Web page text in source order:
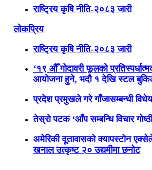
राष्ट्रिय कृषि नीति-२०८३ जारी
लोकप्रिय
राष्ट्रिय कृषि नीति-२०८३ जारी
‘१९ औँ गोदावरी फूलको
आयोजना हुने, भदौ १ देखि स्टल
प्रदेश प्रमुखले गरे गाँजासम्बन्धी
तेस्रो पटक ‘आँप सम्बन्धि विचार
अमेरिकी दूतावासको क्यापस्टोन
खनाल उत्कृष्ट २० उद्यमीमा छनोट